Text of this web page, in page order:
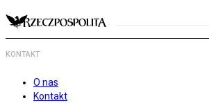
KONTAKT
O nas
Kontakt